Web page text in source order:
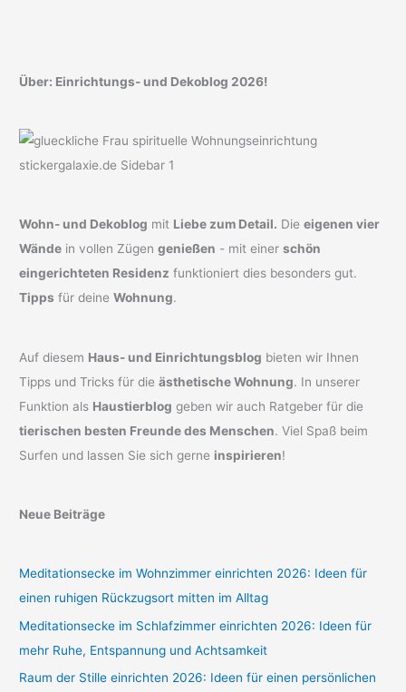
Über: Einrichtungs- und Dekoblog 2026!
Wohn- und Dekoblog mit Liebe zum Detail. Dieeigenen vier
Wände in vollen Zügengenießen - mit einerschön
eingerichteten Residenz funktioniert dies besonders gut.
Tipps für deineWohnung.
Auf diesem Haus- und Einrichtungsblog bieten wir Ihnen
Tipps und Tricks für dieästhetische Wohnung. In unserer
Funktion als Haustierblog geben wir auch Ratgeber für die
tierischen besten Freunde des Menschen. Viel Spaß beim
Surfen und lassen Sie sich gerne inspirieren!
Neue Beiträge
Meditationsecke im Wohnzimmer einrichten 2026: Ideen für
einen ruhigen Rückzugsort mitten im Alltag
Meditationsecke im Schlafzimmer einrichten 2026: Ideen für
mehr Ruhe, Entspannung und Achtsamkeit
Raum der Stille einrichten 2026: Ideen für einen persönlichen